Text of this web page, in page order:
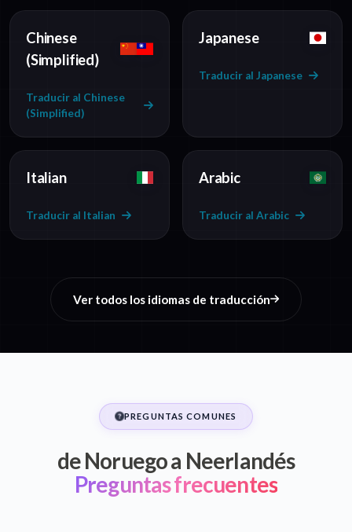
Chinese
(Simplified)
Traducir al Chinese
(Simplified)
Japanese
Traducir al Japanese
Italian
Traducir al Italian
Arabic
Traducir al Arabic
Ver todos los idiomas de traducción
PREGUNTAS COMUNES
de Noruego a Neerlandés
Preguntas frecuentes